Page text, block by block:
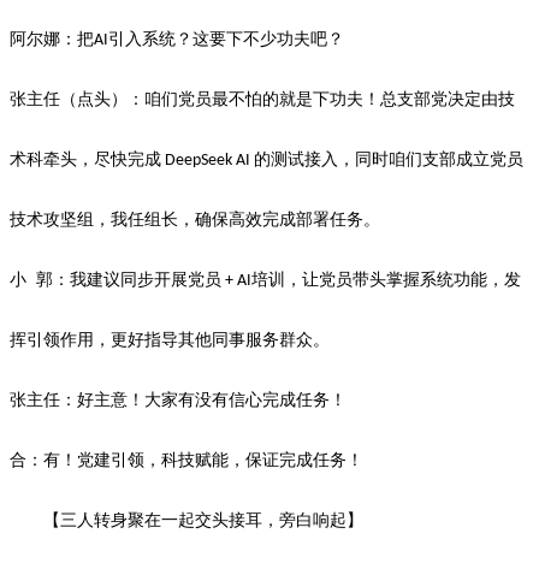
阿尔娜 ： 把AI引入系统？这要下不少功夫吧？
张主任（点头）： 咱们党员最不怕的就是下功夫！总支部党决定由技
术科牵头， 尽快完成 DeepSeek AI 的测试接入，同时咱们支部成立党员
技术攻坚组，我任组长，确保高效完成部署任务 。
小 郭 ：我建议同步开展党员 + AI培训，让党员带头掌握系统功能， 发
挥引领作用， 更好指导其他同事服务群众。
张主任：好主意 ！ 大家有没有信心完成任务！
合： 有！ 党建引领，科技赋能， 保证完成任务 ！
【三人转身聚在一起交头接耳，旁白响起】